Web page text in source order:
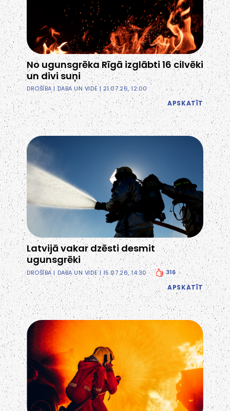
No ugunsgrēka Rīgā izglābti 16 cilvēki
un divi suņi
DROŠĪBA |DABA UN VIDE| 21.07.26, 12:00
APSKATĪT
Latvijā vakar dzēsti desmit
ugunsgrēki
DROŠĪBA |DABA UN VIDE| 15.07.26, 14:30 316
APSKATĪT